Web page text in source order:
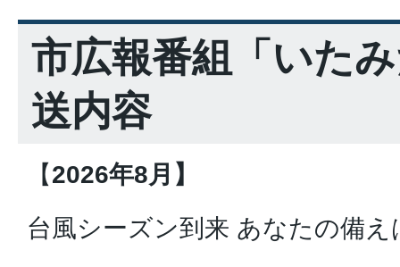
市広報番組「いた
送内容
【2026年8月】
台風シーズン到来 あなたの備え